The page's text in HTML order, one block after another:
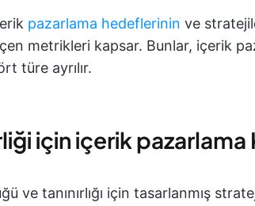
pazarlama hedeflerinin ve
metrikleri kapsar. Bunlar, içerik
türe ayrılır.
için içerik pazarlama
ve tanınırlığı için tasarlanmış